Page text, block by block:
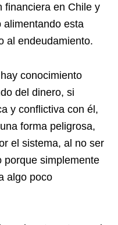
financiera en Chile y
alimentando esta
al endeudamiento.
conocimiento
del dinero, si
y conflictiva con él,
forma peligrosa,
el sistema, al no ser
porque simplemente
algo poco